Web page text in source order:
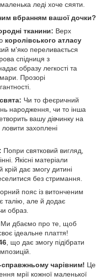
леді хоче сяяти.
вбранням вашої дочки?
тканини: Верх
королівського атласу
м'яко переливається
спідниця з
образу легкості та
Прозорі
Чи то феєричний
народження, чи то інша
вашу дівчинку на
захоплені
Попри святковий вигляд,
Якісні матеріали
дає змогу дитині
без стримання.
пояс із витонченим
талію, але й додає
образ.
Ми дбаємо про те, щоб
ідеальне плаття!
, що дає змогу підібрати
чарівним! Це
мрії кожної маленької